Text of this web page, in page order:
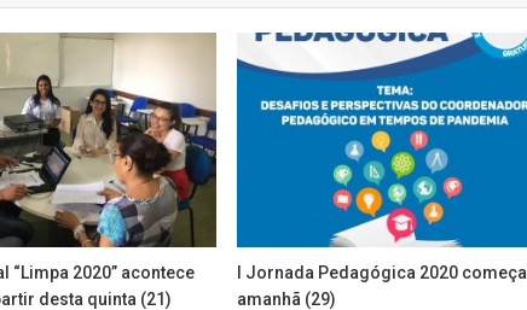
“Limpa 2020” acontece
desta quinta (21)
I Jornada Pedagógica 2020 começa
amanhã (29)